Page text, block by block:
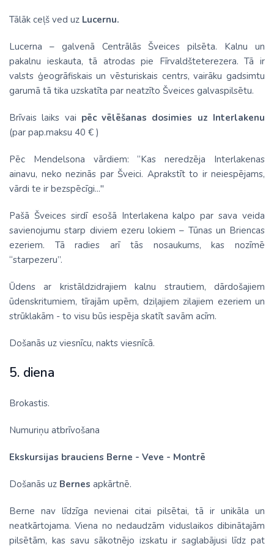
Tālāk ceļš ved uz Lucernu.
Lucerna – galvenā Centrālās Šveices pilsēta. Kalnu un
pakalnu ieskauta, tā atrodas pie Fīrvaldšteterezera. Tā ir
valsts ģeogrāfiskais un vēsturiskais centrs, vairāku gadsimtu
garumā tā tika uzskatīta par neatzīto Šveices galvaspilsētu.
Brīvais laiks vai pēc vēlēšanas dosimies uz Interlakenu
(par pap.maksu 40 € )
Pēc Mendelsona vārdiem: “Kas neredzēja Interlakenas
ainavu, neko nezinās par Šveici. Aprakstīt to ir neiespējams,
vārdi te ir bezspēcīgi..."
Pašā Šveices sirdī esošā Interlakena kalpo par sava veida
savienojumu starp diviem ezeru lokiem – Tūnas un Briencas
ezeriem. Tā radies arī tās nosaukums, kas nozīmē
“starpezeru”.
Ūdens ar kristāldzidrajiem kalnu strautiem, dārdošajiem
ūdenskritumiem, tīrajām upēm, dziļajiem zilajiem ezeriem un
strūklakām - to visu būs iespēja skatīt savām acīm.
Došanās uz viesnīcu, nakts viesnīcā.
5. diena
Brokastis.
Numuriņu atbrīvošana
Ekskursijas brauciens Berne - Veve - Montrē
Došanās uz Bernes apkārtnē.
Berne nav līdzīga nevienai citai pilsētai, tā ir unikāla un
neatkārtojama. Viena no nedaudzām viduslaikos dibinātajām
pilsētām, kas savu sākotnējo izskatu ir saglabājusi līdz pat